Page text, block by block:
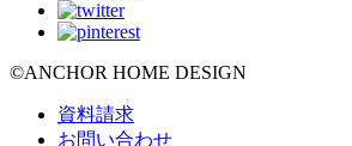
©ANCHOR HOME DESIGN
資料請求
お問い合わせ